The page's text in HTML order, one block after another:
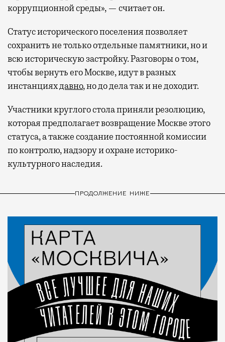
коррупционной среды», — считает он.
Статус исторического поселения позволяет
сохранить не только отдельные памятники, но и
всю историческую застройку. Разговоры о том,
чтобы вернуть его Москве, идут в разных
инстанцияхдавно, но до дела так и не доходит.
Участники круглого стола приняли резолюцию,
которая предполагает возвращение Москве этого
статуса, а также создание постоянной комиссии
по контролю, надзору и охране историко-
культурного наследия.
ПРОДОЛЖЕНИЕ НИЖЕ